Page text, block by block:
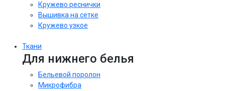
Кружево реснички
Вышивка на сетке
Кружево узкое
Ткани
Для нижнего белья
Бельевой поролон
Микрофибра